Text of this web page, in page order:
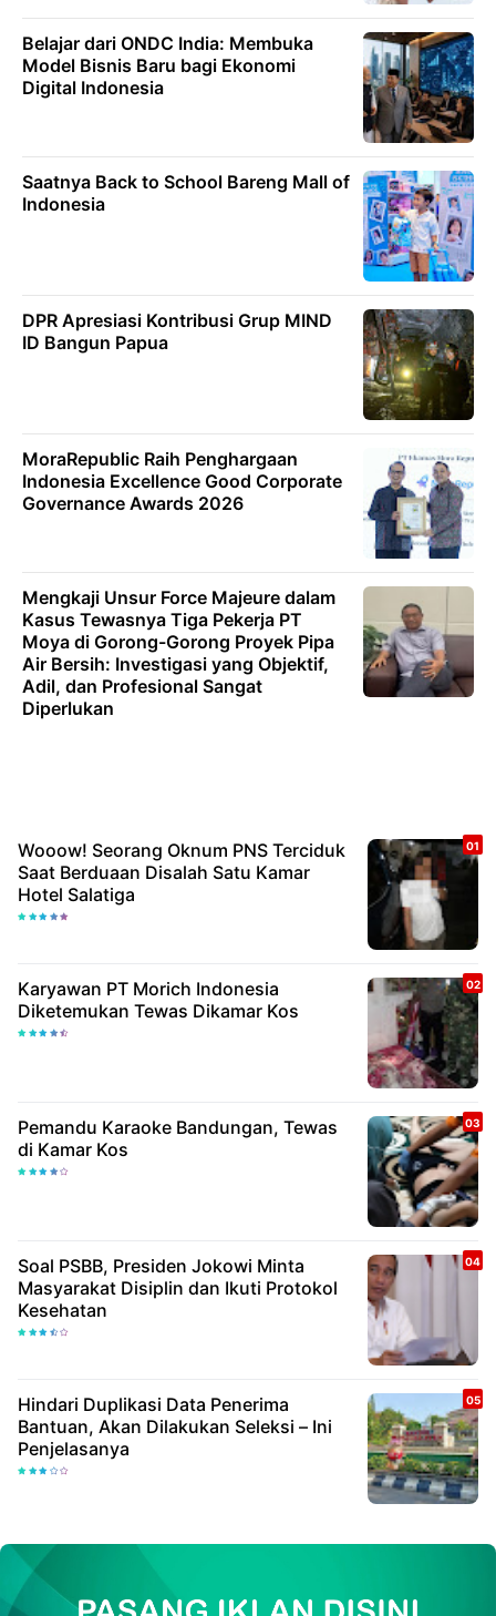
Belajar dari ONDC India: Membuka
Model Bisnis Baru bagi Ekonomi
Digital Indonesia
Saatnya Back to School Bareng Mall of
Indonesia
DPR Apresiasi Kontribusi Grup MIND
ID Bangun Papua
MoraRepublic Raih Penghargaan
Indonesia Excellence Good Corporate
Governance Awards 2026
Mengkaji Unsur Force Majeure dalam
Kasus Tewasnya Tiga Pekerja PT
Moya di Gorong-Gorong Proyek Pipa
Air Bersih: Investigasi yang Objektif,
Adil, dan Profesional Sangat
Diperlukan
Wooow! Seorang Oknum PNS Terciduk
Saat Berduaan Disalah Satu Kamar
Hotel Salatiga
Karyawan PT Morich Indonesia
Diketemukan Tewas Dikamar Kos
Pemandu Karaoke Bandungan, Tewas
di Kamar Kos
Soal PSBB, Presiden Jokowi Minta
Masyarakat Disiplin dan Ikuti Protokol
Kesehatan
Hindari Duplikasi Data Penerima
Bantuan, Akan Dilakukan Seleksi – Ini
Penjelasanya